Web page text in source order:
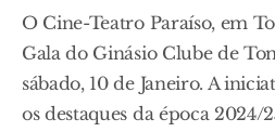
O Cine-Teatro Paraíso, em
Gala do Ginásio Clube de
sábado, 10 de Janeiro. A
os destaques da época